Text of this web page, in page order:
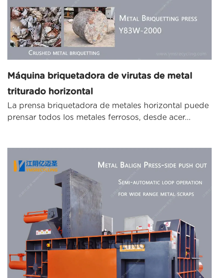
Máquina briquetadora de virutas de metal
triturado horizontal
La prensa briquetadora de metales horizontal puede
prensar todos los metales ferrosos, desde acer...